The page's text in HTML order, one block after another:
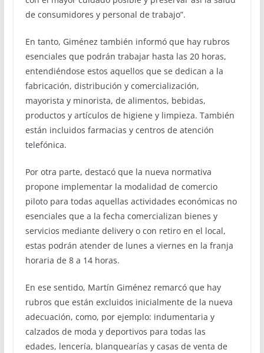
de consumidores y personal de trabajo”.
En tanto, Giménez también informó que hay rubros
esenciales que podrán trabajar hasta las 20 horas,
entendiéndose estos aquellos que se dedican a la
fabricación, distribución y comercialización,
mayorista y minorista, de alimentos, bebidas,
productos y artículos de higiene y limpieza. También
están incluidos farmacias y centros de atención
telefónica.
Por otra parte, destacó que la nueva normativa
propone implementar la modalidad de comercio
piloto para todas aquellas actividades económicas no
esenciales que a la fecha comercializan bienes y
servicios mediante delivery o con retiro en el local,
estas podrán atender de lunes a viernes en la franja
horaria de 8 a 14 horas.
En ese sentido, Martín Giménez remarcó que hay
rubros que están excluidos inicialmente de la nueva
adecuación, como, por ejemplo: indumentaria y
calzados de moda y deportivos para todas las
edades, lencería, blanquearías y casas de venta de